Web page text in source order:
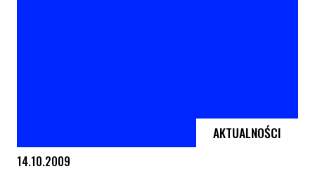
AKTUALNOŚCI
14.10.2009